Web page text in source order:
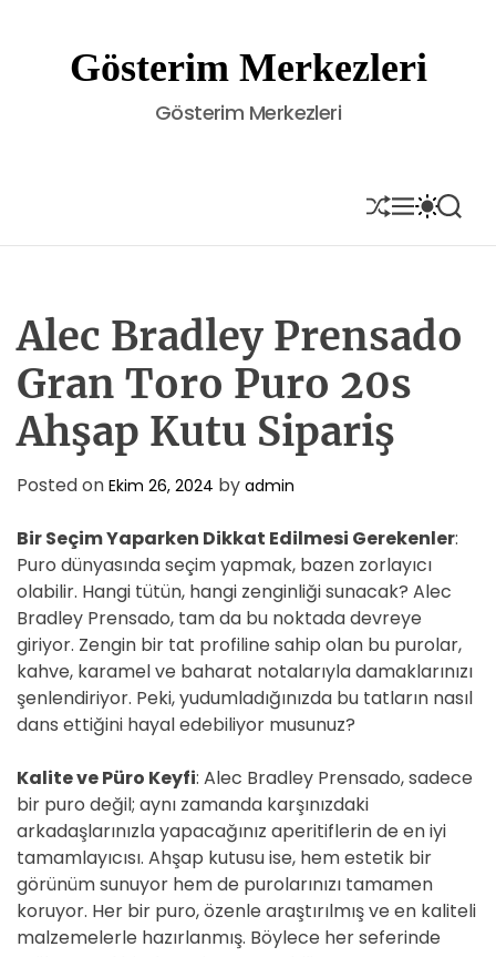
t
Gösterim Merkezleri
Gösterim Merkezleri
S
H
U
M
E
N
S
W
I
C
O
S
E
A
Alec Bradley Prensado
Gran Toro Puro 20s
Ahşap Kutu Sipariş
Posted on Ekim 26, 2024 by admin
Bir Seçim Yaparken Dikkat Edilmesi Gerekenler:
Puro dünyasında seçim yapmak, bazen zorlayıcı
olabilir. Hangi tütün, hangi zenginliği sunacak? Alec
Bradley Prensado, tam da bu noktada devreye
giriyor. Zengin bir tat profiline sahip olan bu purolar,
kahve, karamel ve baharat notalarıyla damaklarınızı
şenlendiriyor. Peki, yudumladığınızda bu tatların nasıl
dans ettiğini hayal edebiliyor musunuz?
Kalite ve Püro Keyfi: Alec Bradley Prensado, sadece
bir puro değil; aynı zamanda karşınızdaki
arkadaşlarınızla yapacağınız aperitiflerin de en iyi
tamamlayıcısı. Ahşap kutusu ise, hem estetik bir
görünüm sunuyor hem de purolarınızı tamamen
koruyor. Her bir puro, özenle araştırılmış ve en kaliteli
malzemelerle hazırlanmış. Böylece her seferinde